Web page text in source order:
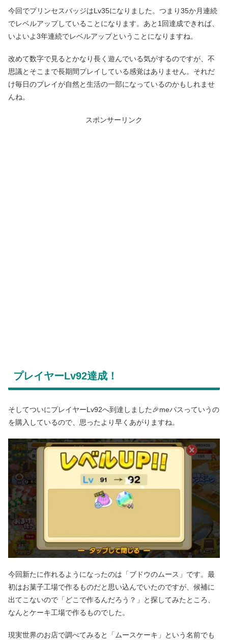
今回でプリンセスバッジはLv35になりました。つまり35か月連続
でレベルアップしていることになります。あと1回達成できれば、
いよいよ3年連続でレベルアップということになりますね。
改めて数字で見るとかなり長く遊んでいる気がするのですが、不
思議とそこまで長期間プレイしている感覚はありません。それだ
け毎日のプレイが自然と生活の一部になっているのかもしれませ
んね。
スポンサーリンク
プレイヤーLv92達成！
そしてついにプレイヤーLv92へ到達しました🎉meパスっていうの
を購入しているので、思ったより早くあがりますね。
今回新たに作れるようになったのは「ブドウのムース」です。最
初はお菓子工場で作るものだと思い込んでいたのですが、候補に
出てこないので「どこで作るんだろう？」と探してみたところ、
なんとケーキ工場で作るものでした。
現実世界のお店で調べてみると「ムースケーキ」という名前でも